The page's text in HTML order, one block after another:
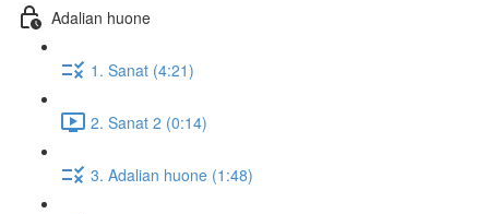
Adalian huone
1. Sanat (4:21)
2. Sanat 2 (0:14)
3. Adalian huone (1:48)